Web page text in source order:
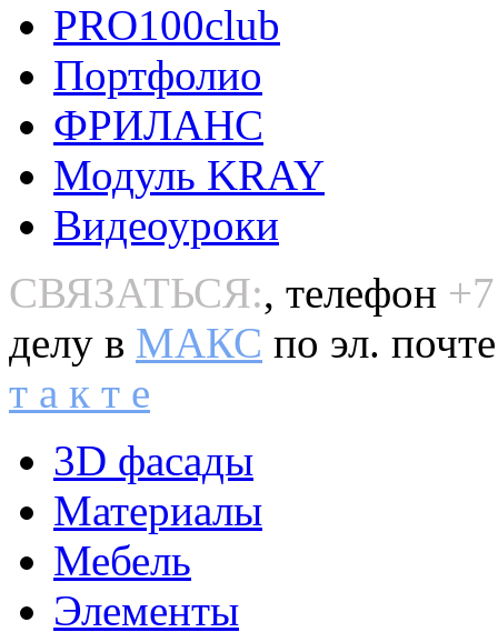
PRO100club
Портфолио
ФРИЛАНС
Модуль KRAY
Видеоуроки
СВЯЗАТЬСЯ:, телефон
делу в MAКС по эл.
т а к т е
3D фасады
Материалы
Мебель
Элементы